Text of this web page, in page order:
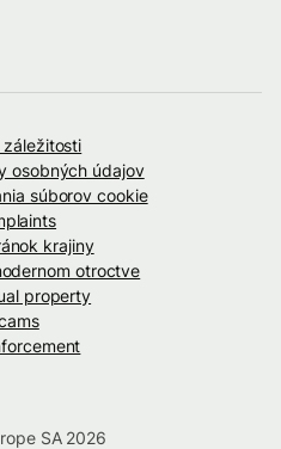
záležitosti
osobných údajov
súborov cookie
krajiny
otroctve
property
SA 2026